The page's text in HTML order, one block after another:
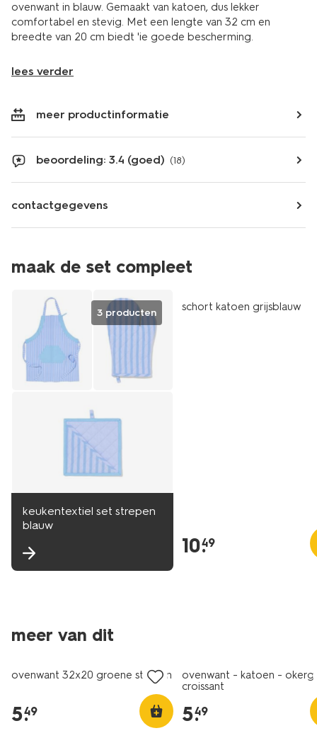
ovenwant in blauw. Gemaakt van katoen, dus lekker
comfortabel en stevig. Met een lengte van 32 cm en
breedte van 20 cm biedt 'ie goede bescherming.
lees verder
meer productinformatie
beoordeling: 3.4 (goed) (18)
contactgegevens
maak de set compleet
3 producten
keukentextiel set strepen
blauw
schort katoen grijsblauw
10.
49
meer van dit
ovenwant 32x20 groene stippen
5.
49
ovenwant - katoen -
croissant
5.
49